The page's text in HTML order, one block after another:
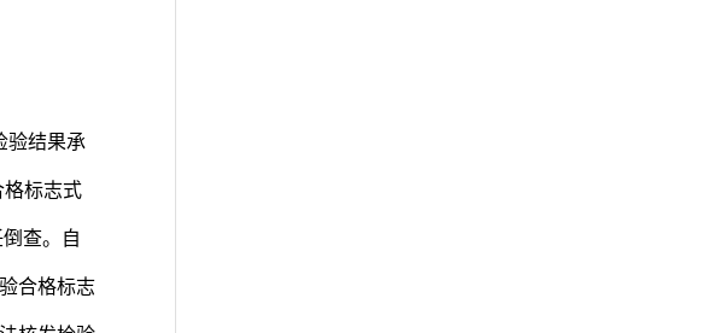
验结果承
格标志式
查。自
合格标志